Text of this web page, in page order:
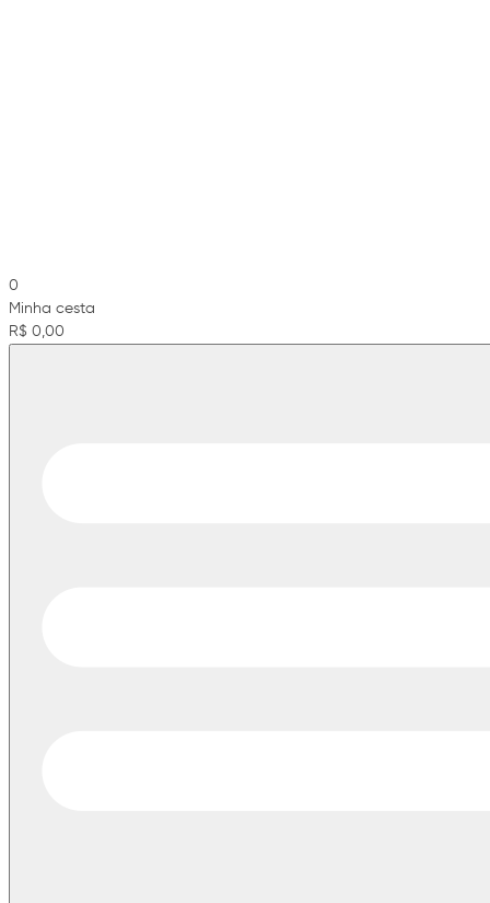
0
Minha cesta
R$ 0,00